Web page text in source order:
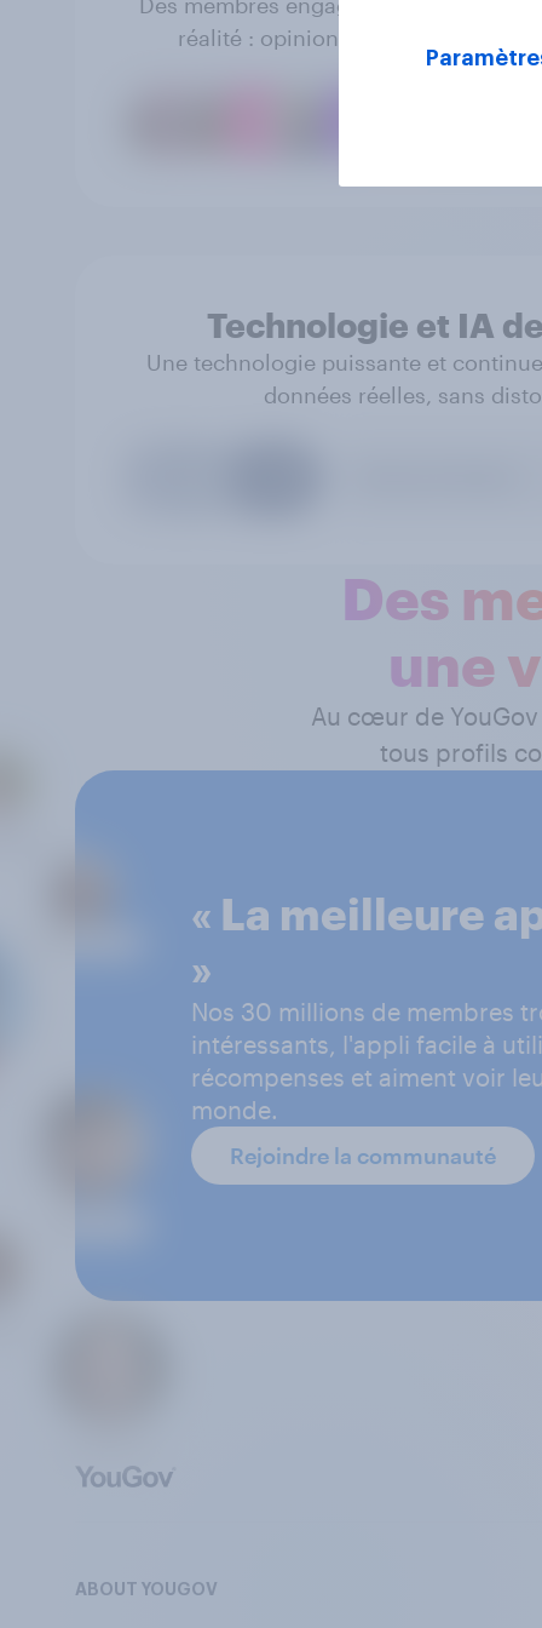
réalité : opinions, comportements
Technologie et IA
Une technologie puissante et
données réelles, sans
Des
une
Au cœur de
tous profils
« La meilleure
»
Nos 30 millions de membres
intéressants, l'appli facile à
récompenses et aiment voir
monde.
Rejoindre la communauté
ABOUT YOUGOV